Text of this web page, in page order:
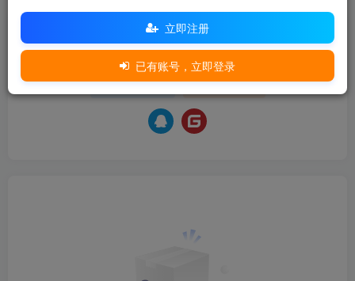
请登录后发表评论
登录 注册
立即注册
已有账号，立即登录